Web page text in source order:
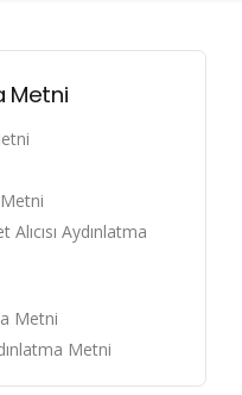
Metni
Aydınlatma
Metni
Metni